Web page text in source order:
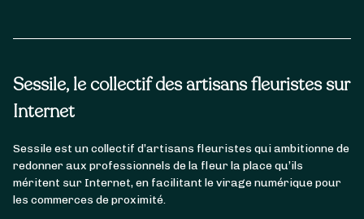
Sessile, le collectif des artisans fleuristes sur
Internet
Sessile est un collectif d’artisans fleuristes qui ambitionne de
redonner aux professionnels de la fleur la place qu’ils
méritent sur Internet, en facilitant le virage numérique pour
les commerces de proximité.